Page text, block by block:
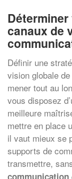
canaux de
Définir une
vision globale
mener tout au
vous disposez
meilleure
mettre en place
il vaut mieux se
supports de
transmettre,
communication